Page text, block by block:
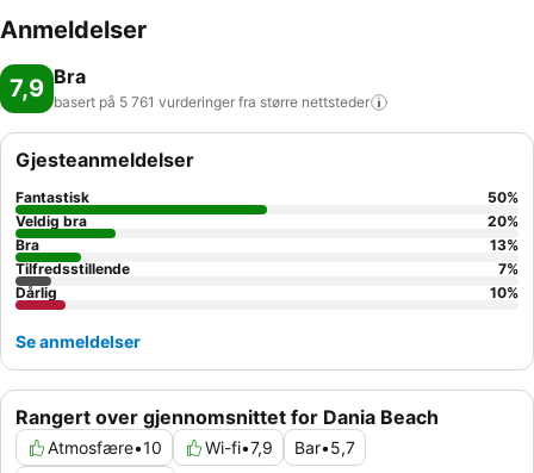
Anmeldelser
7,9 Bra
basert på 5 761 vurderinger fra større nettsteder
Rangert over gjennomsnittet for Dania Beach
Atmosfære•10 Wi-fi•7,9 Bar•5,7
Gjesteanmeldelser
Fantastisk 50%
Veldig bra
20%
Bra
13%
Tilfredsstillende
7%
Dårlig
10%
Se anmeldelser